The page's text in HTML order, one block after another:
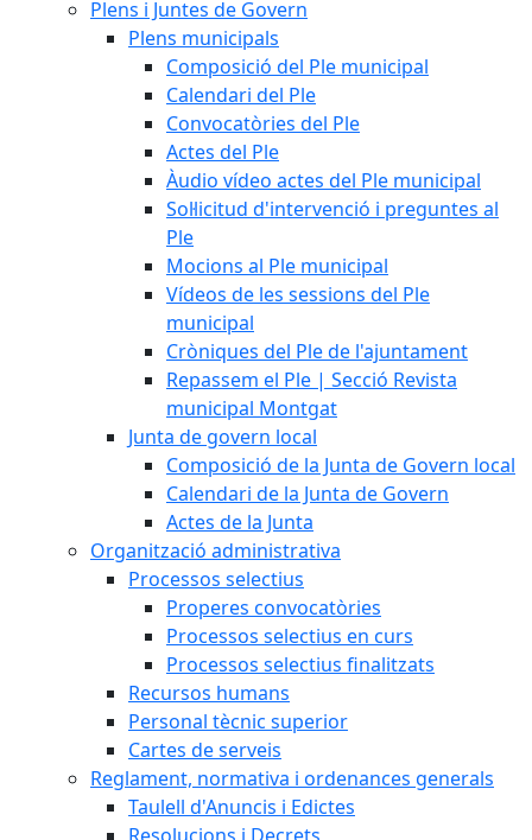
Plens i Juntes de Govern
Plens municipals
Composició del Ple municipal
Calendari del Ple
Convocatòries del Ple
Actes del Ple
Àudio vídeo actes del Ple municipal
Sol·licitud d'intervenció i preguntes al
Ple
Mocions al Ple municipal
Vídeos de les sessions del Ple
municipal
Cròniques del Ple de l'ajuntament
Repassem el Ple | Secció Revista
municipal Montgat
Junta de govern local
Composició de la Junta de Govern local
Calendari de la Junta de Govern
Actes de la Junta
Organització administrativa
Processos selectius
Properes convocatòries
Processos selectius en curs
Processos selectius finalitzats
Recursos humans
Personal tècnic superior
Cartes de serveis
Reglament, normativa i ordenances generals
Taulell d'Anuncis i Edictes